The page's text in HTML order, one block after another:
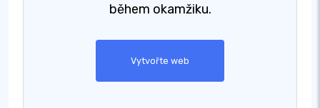
během okamžiku.
Vytvořte web